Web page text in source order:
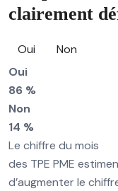
clairement
Oui
Non
Oui
86 %
Non
14 %
Le chiffre du mois
des TPE PME
d’augmenter le